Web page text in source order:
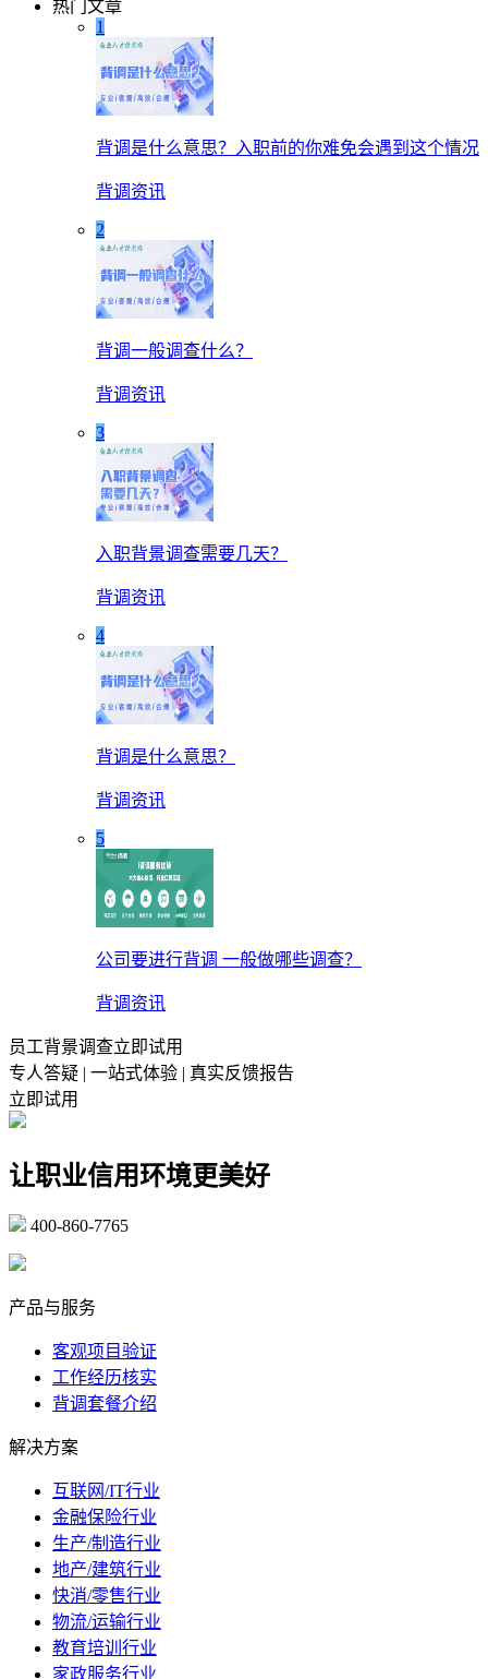
热门文章
1
背调是什么意思？入职前的你难免会遇到这个情况
背调资讯
2
背调一般调查什么？
背调资讯
3
入职背景调查需要几天？
背调资讯
4
背调是什么意思？
背调资讯
5
公司要进行背调 一般做哪些调查？
背调资讯
员工背景调查立即试用
专人答疑 | 一站式体验 | 真实反馈报告
立即试用
让职业信用环境更美好
400-860-7765
产品与服务
客观项目验证
工作经历核实
背调套餐介绍
解决方案
互联网/IT行业
金融保险行业
生产/制造行业
地产/建筑行业
快消/零售行业
物流/运输行业
教育培训行业
家政服务行业